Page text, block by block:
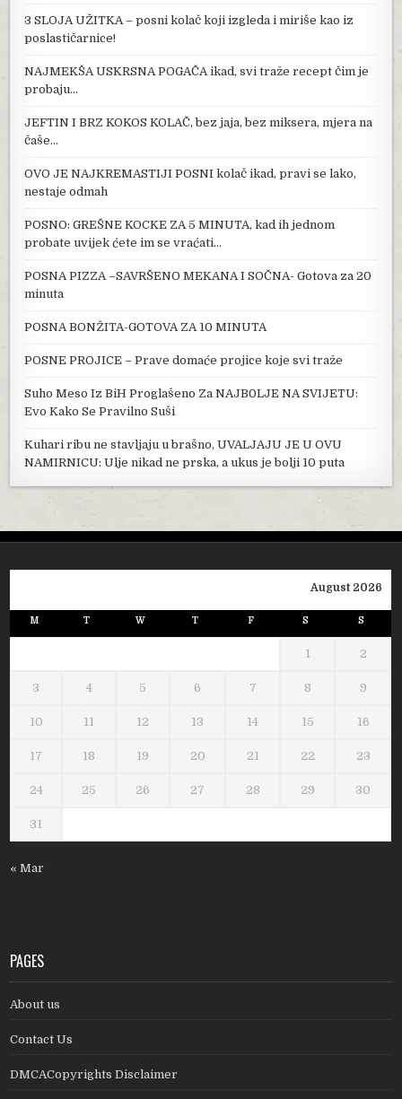
3 SLOJA UŽITKA – posni kolač koji izgleda i miriše kao iz
poslastičarnice!
NAJMEKŠA USKRSNA POGAČA ikad, svi traže recept čim je
probaju…
JEFTIN I BRZ KOKOS KOLAČ, bez jaja, bez miksera, mjera na
čaše…
OVO JE NAJKREMASTIJI POSNI kolač ikad, pravi se lako,
nestaje odmah
POSNO: GREŠNE KOCKE ZA 5 MINUTA, kad ih jednom
probate uvijek ćete im se vraćati…
POSNA PIZZA –SAVRŠENO MEKANA I SOČNA- Gotova za 20
minuta
POSNA BONŽITA-GOTOVA ZA 10 MINUTA
POSNE PROJICE – Prave domaće projice koje svi traže
Suho Meso Iz BiH Proglašeno Za NAJB0LJE NA SVIJETU:
Evo Kako Se Pravilno Suši
Kuhari ribu ne stavljaju u brašno, UVALJAJU JE U OVU
NAMIRNICU: Ulje nikad ne prska, a ukus je bolji 10 puta
August 2026
M T W T F S S
1 2
3 4 5 6 7 8 9
10 11 12 13 14 15 16
17 18 19 20 21 22 23
24 25 26 27 28 29 30
31
« Mar
PAGES
About us
Contact Us
DMCACopyrights Disclaimer